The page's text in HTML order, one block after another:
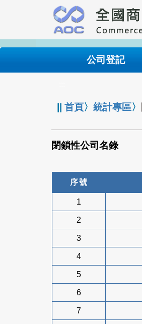
要
內
公司登記
||首頁〉統計專區〉
閉鎖性公司名錄
序號
1
2
3
4
5
6
7